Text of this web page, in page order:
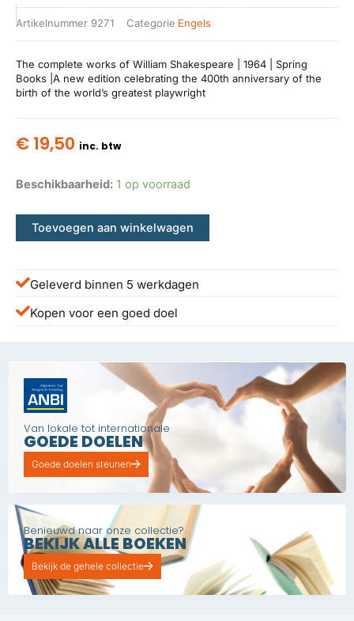
Artikelnummer 9271 Categorie Engels
The complete works of William Shakespeare | 1964 | Spring
Books |A new edition celebrating the 400th anniversary of the
birth of the world’s greatest playwright
€ 19,50 inc. btw
Beschikbaarheid: 1 op voorraad
Toevoegen aan winkelwagen
Geleverd binnen 5 werkdagen
Kopen voor een goed doel
Van lokale tot internationale
GOEDE DOELEN
Goede doelen steunen
Benieuwd naar onze collectie?
BEKIJK ALLE BOEKEN
Bekijk de gehele collectie